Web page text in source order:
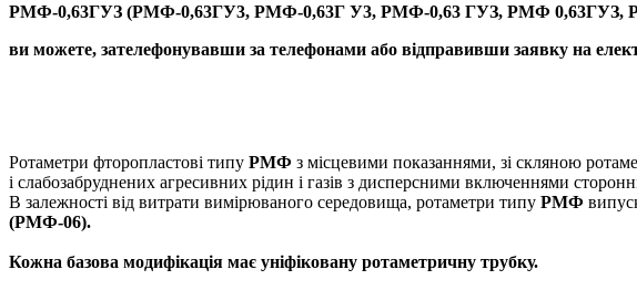
РМФ-0,63ГУЗ (РМФ-0,63ГУ3, РМФ-0,63Г У3, РМФ-0,63 ГУЗ, РМФ 0,63ГУЗ,
ви можете, зателефонувавши за телефонами або відправивши заявку на
Ротаметри фторопластові типу РМФ з місцевими показаннями, зі скляною
і слабозабруднених агресивних рідин і газів з дисперсними включеннями
В залежності від витрати вимірюваного середовища, ротаметри типу РМФ
(РМФ-06).
Кожна базова модифікація має уніфіковану ротаметричну трубку.